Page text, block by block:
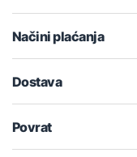
Načini plaćanja
Dostava
Povrat